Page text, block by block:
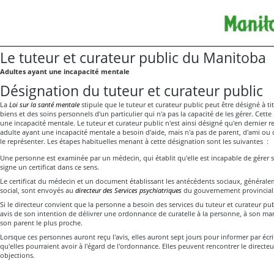
Le tuteur et curateur public du Manitoba
Adultes ayant une incapacité mentale
Désignation du tuteur et curateur public
La Loi sur la santé mentale stipule que le tuteur et curateur public peut être désigné à
biens et des soins personnels d'un particulier qui n'a pas la capacité de les gérer.
une incapacité mentale. Le tuteur et curateur public n'est ainsi désigné qu'en dernier
adulte ayant une incapacité mentale a besoin d'aide, mais n'a pas de parent, d'ami
le représenter. Les étapes habituelles menant à cette désignation sont les suivantes :
Une personne est examinée par un médecin, qui établit qu'elle est incapable de gérer
signe un certificat dans ce sens.
Le certificat du médecin et un document établissant les antécédents sociaux,
social, sont envoyés au directeur des Services psychiatriques du gouvernement
Si le directeur convient que la personne a besoin des services du tuteur et curateur
avis de son intention de délivrer une ordonnance de curatelle à la personne, à son
son parent le plus proche.
Lorsque ces personnes auront reçu l'avis, elles auront sept jours pour informer par
qu'elles pourraient avoir à l'égard de l'ordonnance. Elles peuvent rencontrer le
objections.